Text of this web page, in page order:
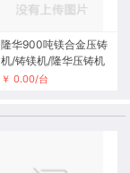
隆华900吨镁合金压铸
机/铸镁机/隆华压铸机
￥ 0.00/台